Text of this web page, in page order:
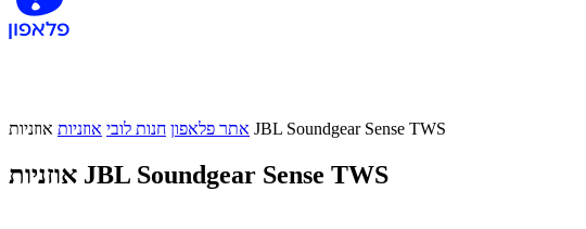
אתר פלאפון חנות לובי אוזניות אוזניות JBL Soundgear Sense TWS
אוזניות JBL Soundgear Sense TWS